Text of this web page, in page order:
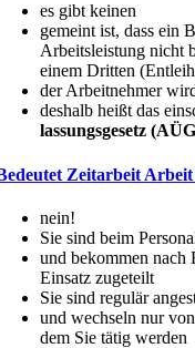
es gibt keinen
gemeint ist, dass ein
Arbeits­leistung nicht
einem Dritten
der Arbeit­nehmer
deshalb heißt das
las­sungs­gesetz
Zeitarbeit
nein!
Sie sind beim
und bekommen nach
Einsatz zugeteilt
Sie sind regulär
und wechseln nur
dem Sie tätig werden